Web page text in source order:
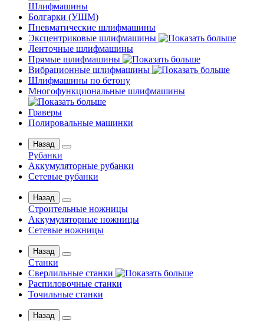
Шлифмашины
Бoлгаpки (УШM)
Пневматические шлифмашины
Эксцентриковые шлифмашины
Ленточные шлифмашины
Прямые шлифмашины
Вибрационные шлифмашины
Шлифмашины по бетону
Многофункциональные шлифмашины
Граверы
Полировальные машинки
Назад
Рубанки
Аккумуляторные рубанки
Сетевые рубанки
Назад
Строительные ножницы
Аккумуляторные ножницы
Сетевые ножницы
Назад
Станки
Сверлильные станки
Распиловочные станки
Точильные станки
Назад